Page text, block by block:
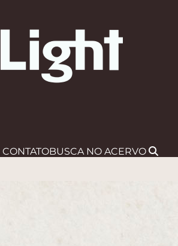
CONTATOBUSCA NO ACERVO